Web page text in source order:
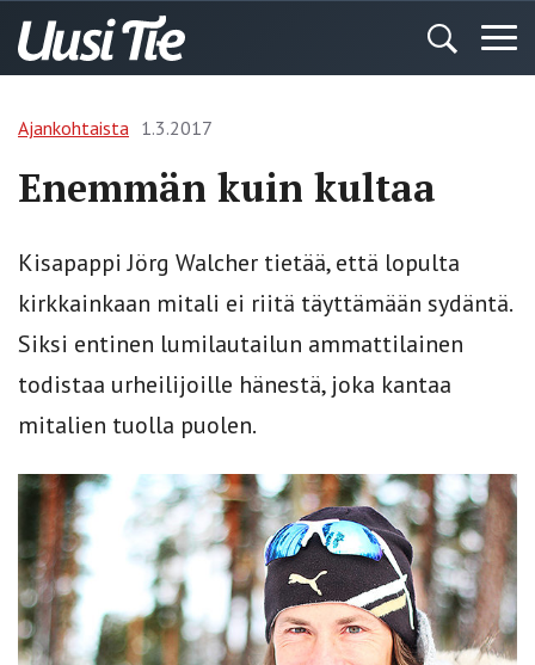
Ajankohtaista 1.3.2017
Enemmän kuin kultaa
Kisapappi Jörg Walcher tietää, että lopulta
kirkkainkaan mitali ei riitä täyttämään sydäntä.
Siksi entinen lumilautailun ammattilainen
todistaa urheilijoille hänestä, joka kantaa
mitalien tuolla puolen.